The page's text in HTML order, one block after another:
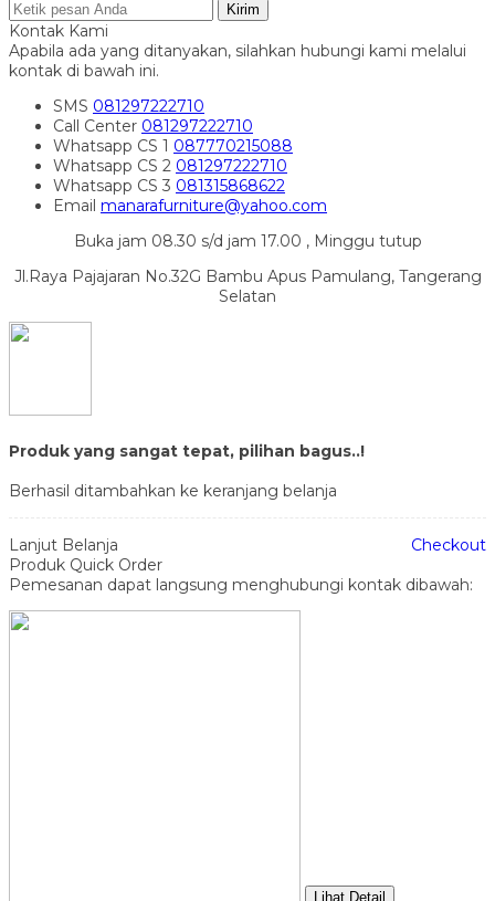
Kirim
Kontak Kami
Apabila ada yang ditanyakan, silahkan hubungi kami melalui
kontak di bawah ini.
SMS 081297222710
Call Center 081297222710
Whatsapp CS 1 087770215088
Whatsapp CS 2 081297222710
Whatsapp CS 3 081315868622
Email manarafurniture@yahoo.com
Buka jam 08.30 s/d jam 17.00 , Minggu tutup
Jl.Raya Pajajaran No.32G Bambu Apus Pamulang, Tangerang
Selatan
Produk yang sangat tepat, pilihan bagus..!
Berhasil ditambahkan ke keranjang belanja
Lanjut Belanja
Checkout
Produk Quick Order
Pemesanan dapat langsung menghubungi kontak dibawah:
Lihat Detail